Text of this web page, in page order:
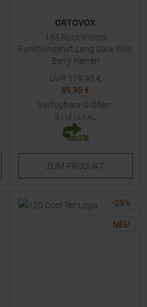
ORTOVOX
185 Rock'n'Wool
Funktionsshirt Lang Dark Wild
Berry Herren
UVP 119,95 €
89,95 €
Verfügbare Größen:
S | M | L | XL
ZUM PRODUKT
-25%
NEU